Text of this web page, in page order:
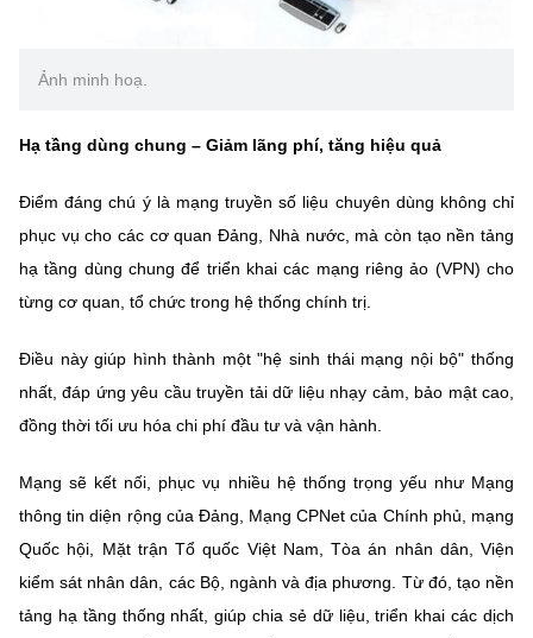
Ảnh minh hoạ.
Hạ tầng dùng chung – Giảm lãng phí, tăng hiệu quả
Điểm đáng chú ý là mạng truyền số liệu chuyên dùng không chỉ
phục vụ cho các cơ quan Đảng, Nhà nước, mà còn tạo nền tảng
hạ tầng dùng chung để triển khai các mạng riêng ảo (VPN) cho
từng cơ quan, tổ chức trong hệ thống chính trị.
Điều này giúp hình thành một "hệ sinh thái mạng nội bộ" thống
nhất, đáp ứng yêu cầu truyền tải dữ liệu nhạy cảm, bảo mật cao,
đồng thời tối ưu hóa chi phí đầu tư và vận hành.
Mạng sẽ kết nối, phục vụ nhiều hệ thống trọng yếu như Mạng
thông tin diện rộng của Đảng, Mạng CPNet của Chính phủ, mạng
Quốc hội, Mặt trận Tổ quốc Việt Nam, Tòa án nhân dân, Viện
kiểm sát nhân dân, các Bộ, ngành và địa phương. Từ đó, tạo nền
tảng hạ tầng thống nhất, giúp chia sẻ dữ liệu, triển khai các dịch